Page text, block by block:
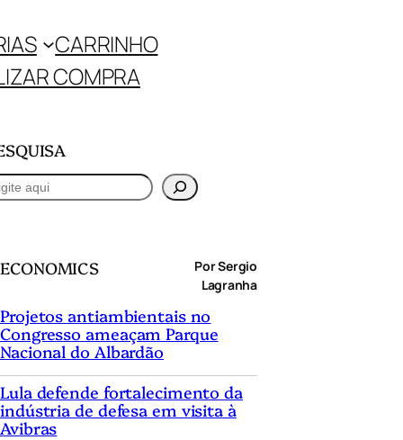
CARRINHO
COMPRA
ECONOMICS
Por Sergio
Lagranha
Projetos antiambientais no
Congresso ameaçam Parque
Nacional do Albardão
Lula defende fortalecimento da
indústria de defesa em visita à
Avibras